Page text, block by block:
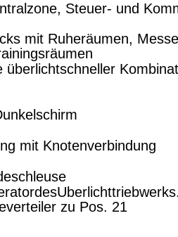
Steuer- und
mit Ruheräumen,
überlichtschneller
mit Knotenverbindung
zu Pos. 21